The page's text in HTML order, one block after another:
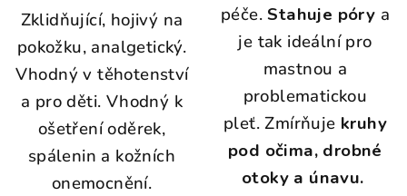
Zklidňující, hojivý na
pokožku, analgetický.
Vhodný v těhotenství
a pro děti. Vhodný k
ošetření oděrek,
spálenin a kožních
onemocnění.
péče.Stahuje póry a
je tak ideální pro
mastnou a
problematickou
pleť. Zmírňuje kruhy
pod očima, drobné
otoky a únavu.